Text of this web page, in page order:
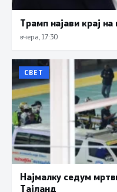
Трамп најави крај
вчера, 17:30
СВЕТ
Најмалку седум
Тајланд